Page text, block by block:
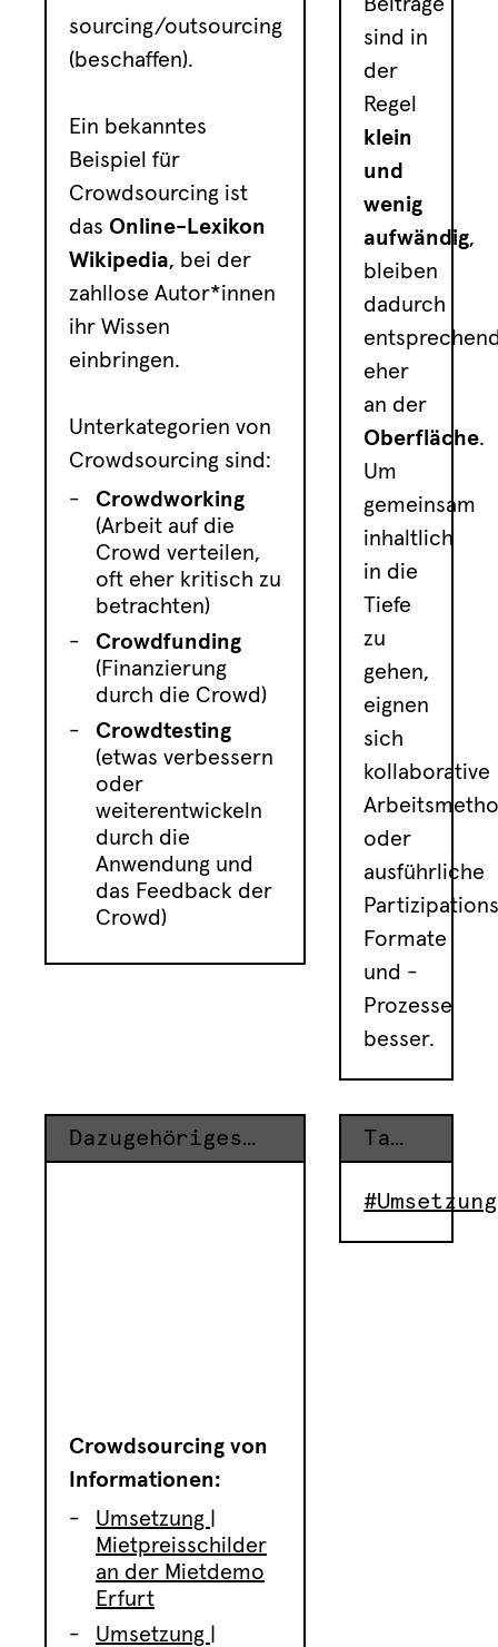
sourcing/outsourcing
(beschaffen).
Ein bekanntes
Beispiel für
Crowdsourcing ist
das Online-Lexikon
Wikipedia, bei der
zahllose Autor*innen
ihr Wissen
einbringen.
Unterkategorien von
Crowdsourcing sind:
Crowdworking
(Arbeit auf die
Crowd verteilen,
oft eher kritisch zu
betrachten)
Crowdfunding
(Finanzierung
durch die Crowd)
Crowdtesting
(etwas verbessern
oder
weiterentwickeln
durch die
Anwendung und
das Feedback der
Crowd)
Beiträge
sind in
der
Regel
klein
und
wenig
aufwändig,
bleiben
dadurch
eher
an der
Oberfläche.
Um
gemeinsam
inhaltlich
in die
Tiefe
zu
gehen,
eignen
sich
kollaborative
oder
ausführliche
Formate
und -
Prozesse
besser.
Dazugehöriges Equipment
Crowdsourcing von
Informationen:
Umsetzung |
Mietpreisschilder
an der Mietdemo
Erfurt
Umsetzung |
Tags